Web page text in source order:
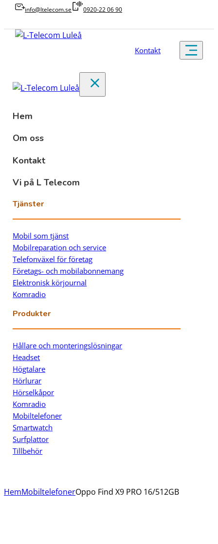
info@ltelecom.se 0920-22 06 90
Kontakt
Hem
Om oss
Kontakt
Vi på L Telecom
Tjänster
Mobil som tjänst
Mobilreparation och service
Telefonväxel för företag
Företags- och mobilabonnemang
Elektronisk körjournal
Komradio
Produkter
Hållare och monteringslösningar
Headset
Högtalare
Hörlurar
Hörselkåpor
Komradio
Mobiltelefoner
Smartwatch
Surfplattor
Tillbehör
HemMobiltelefonerOppo Find X9 PRO 16/512GB